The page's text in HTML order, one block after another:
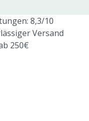
8,3/10
Versand
250€